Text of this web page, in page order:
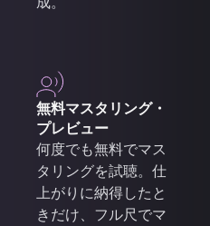
無料マスタリング・
プレビュー
何度でも無料でマス
タリングを試聴。仕
上がりに納得したと
きだけ、フル尺でマ